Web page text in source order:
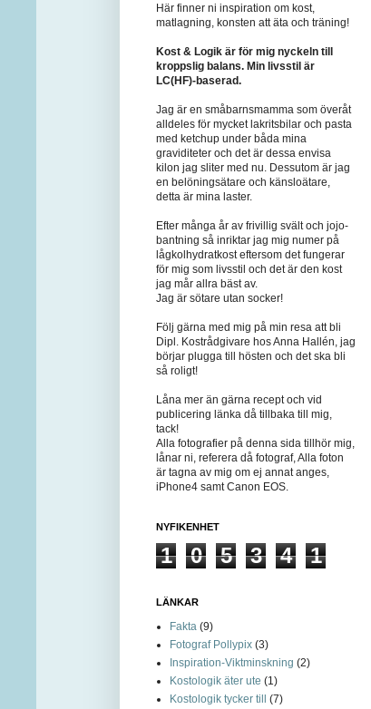
Här finner ni inspiration om kost,
matlagning, konsten att äta och träning!
Kost & Logik är för mig nyckeln till
kroppslig balans. Min livsstil är
LC(HF)-baserad.
Jag är en småbarnsmamma som överåt
alldeles för mycket lakritsbilar och pasta
med ketchup under båda mina
graviditeter och det är dessa envisa
kilon jag sliter med nu. Dessutom är jag
en belöningsätare och känsloätare,
detta är mina laster.
Efter många år av frivillig svält och jojo-
bantning så inriktar jag mig numer på
lågkolhydratkost eftersom det fungerar
för mig som livsstil och det är den kost
jag mår allra bäst av.
Jag är sötare utan socker!
Följ gärna med mig på min resa att bli
Dipl. Kostrådgivare hos Anna Hallén, jag
börjar plugga till hösten och det ska bli
så roligt!
Låna mer än gärna recept och vid
publicering länka då tillbaka till mig,
tack!
Alla fotografier på denna sida tillhör mig,
lånar ni, referera då fotograf, Alla foton
är tagna av mig om ej annat anges,
iPhone4 samt Canon EOS.
NYFIKENHET
1 0 5 3 4 1
LÄNKAR
Fakta (9)
Fotograf Pollypix (3)
Inspiration-Viktminskning (2)
Kostologik äter ute (1)
Kostologik tycker till (7)